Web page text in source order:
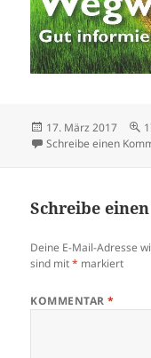
Veröffentlicht
am
17. März 2017
Schreibe einen
Schreibe
Deine E-Mail-Adresse
sind mit* markiert
KOMMENTAR*